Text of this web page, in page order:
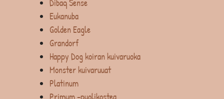
Dibaq Sense
Eukanuba
Golden Eagle
Grandorf
Happy Dog koiran kuivaruoka
Monster kuivaruuat
Platinum